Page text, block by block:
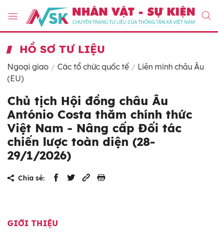
HỒ SƠ TƯ LIỆU
Ngoại giao Các tổ chức quốc tế
Liên minh châu Âu
(EU)
Chủ tịch Hội đồng châu Âu
António Costa thăm chính thức
Việt Nam - Nâng cấp Đối tác
chiến lược toàn diện (28-
29/1/2026)
Chia sẻ:
GIỚI THIỆU